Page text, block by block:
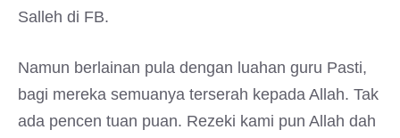
Salleh di FB.
Namun berlainan pula dengan luahan guru Pasti,
bagi mereka semuanya terserah kepada Allah. Tak
ada pencen tuan puan. Rezeki kami pun Allah dah